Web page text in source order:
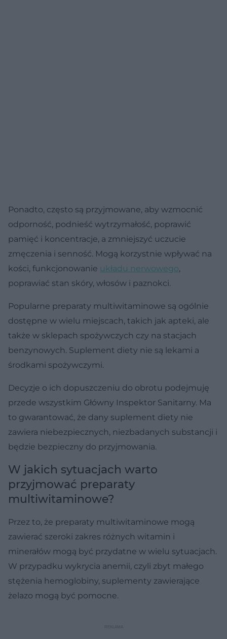
Ponadto, często są przyjmowane, aby wzmocnić
odporność, podnieść wytrzymałość, poprawić
pamięć i koncentracje, a zmniejszyć uczucie
zmęczenia i senność. Mogą korzystnie wpływać na
kości, funkcjonowanie układu nerwowego,
poprawiać stan skóry, włosów i paznokci.
Popularne preparaty multiwitaminowe są ogólnie
dostępne w wielu miejscach, takich jak apteki, ale
także w sklepach spożywczych czy na stacjach
benzynowych. Suplement diety nie są lekami a
środkami spożywczymi.
Decyzje o ich dopuszczeniu do obrotu podejmuję
przede wszystkim Główny Inspektor Sanitarny. Ma
to gwarantować, że dany suplement diety nie
zawiera niebezpiecznych, niezbadanych substancji i
będzie bezpieczny do przyjmowania.
W jakich sytuacjach warto
przyjmować preparaty
multiwitaminowe?
Przez to, że preparaty multiwitaminowe mogą
zawierać szeroki zakres różnych witamin i
minerałów mogą być przydatne w wielu sytuacjach.
W przypadku wykrycia anemii, czyli zbyt małego
stężenia hemoglobiny, suplementy zawierające
żelazo mogą być pomocne.